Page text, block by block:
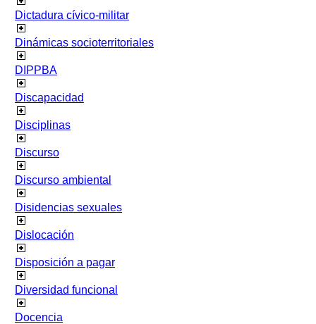
Dictadura cívico-militar
Dinámicas socioterritoriales
DIPPBA
Discapacidad
Disciplinas
Discurso
Discurso ambiental
Disidencias sexuales
Dislocación
Disposición a pagar
Diversidad funcional
Docencia